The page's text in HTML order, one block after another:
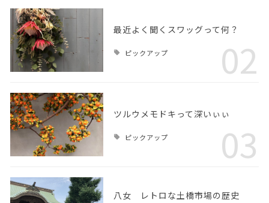
最近よく聞くスワッグって何？
ピックアップ 02
ツルウメモドキって深いぃぃ
ピックアップ 03
八女 レトロな土橋市場の歴史